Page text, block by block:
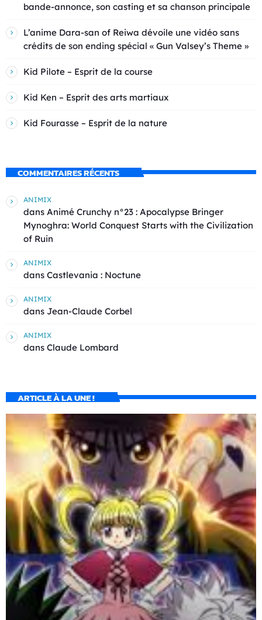
bande-annonce, son casting et sa chanson principale
L’anime Dara-san of Reiwa dévoile une vidéo sans
crédits de son ending spécial « Gun Valsey’s Theme »
Kid Pilote – Esprit de la course
Kid Ken – Esprit des arts martiaux
Kid Fourasse – Esprit de la nature
COMMENTAIRES RÉCENTS
ANIMIX
dans Animé Crunchy n°23 : Apocalypse Bringer
Mynoghra: World Conquest Starts with the Civilization
of Ruin
ANIMIX
dans Castlevania : Noctune
ANIMIX
dans Jean-Claude Corbel
ANIMIX
dans Claude Lombard
ARTICLE À LA UNE !